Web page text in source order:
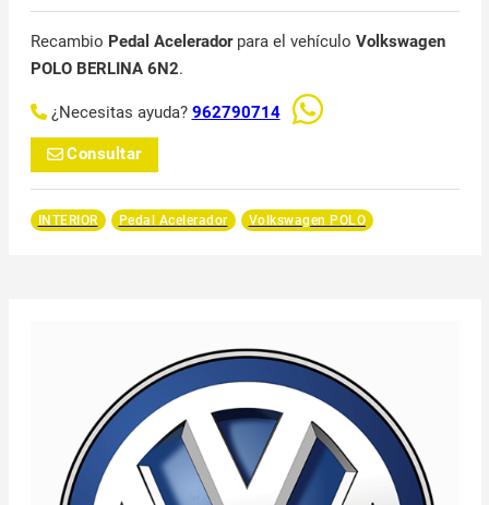
Recambio Pedal Aceleradorpara el vehículo Volkswagen
POLO BERLINA 6N2.
¿Necesitas ayuda? 962790714
Consultar
INTERIOR Pedal Acelerador Volkswagen POLO